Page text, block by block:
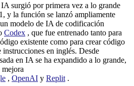
surgió por primera vez a lo grande
y la función se lanzó ampliamente
modelo de IA de codificación
Codex , que fue entrenado tanto para
existente como para crear código
en inglés. Desde
en IA se ha expandido a lo grande,
mejora
, OpenAI y Replit .